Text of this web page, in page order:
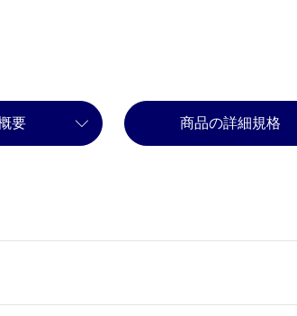
要 商品の詳細規格